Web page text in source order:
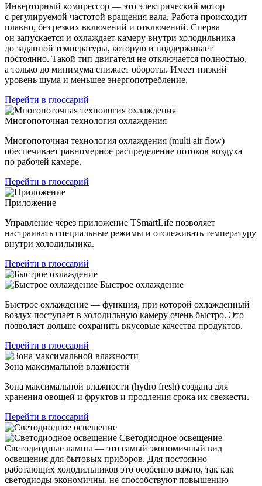
Инверторный компрессор — это электрический мотор
с регулируемой частотой вращения вала. Работа происходит
плавно, без резких включений и отключений. Сперва
он запускается и охлаждает камеру внутри холодильника
до заданной температуры, которую и поддерживает
постоянно. Такой тип двигателя не отключается полностью,
а только до минимума снижает обороты. Имеет низкий
уровень шума и меньшее энергопотребление.
Перейти в глоссарий
Многопоточная технология охлаждения
Многопоточная технология охлаждения (multi air flow)
обеспечивает равномерное распределение потоков воздуха
по рабочей камере.
Перейти в глоссарий
Приложение
Управление через приложение TSmartLife позволяет
настраивать специальные режимы и отслеживать температуру
внутри холодильника.
Перейти в глоссарий
Быстрое охлаждение
Быстрое охлаждение — функция, при которой охлажденный
воздух поступает в холодильную камеру очень быстро. Это
позволяет дольше сохранить вкусовые качества продуктов.
Перейти в глоссарий
Зона максимальной влажности
Зона максимальной влажности (hydro fresh) создана для
хранения овощей и фруктов и продления срока их свежести.
Перейти в глоссарий
Светодиодное освещение
Светодиодные лампы — это самый экономичный вид
освещения для бытовых приборов. Для постоянно
работающих холодильников это особенно важно, так как
светодиоды экономичны, не способствуют повышению